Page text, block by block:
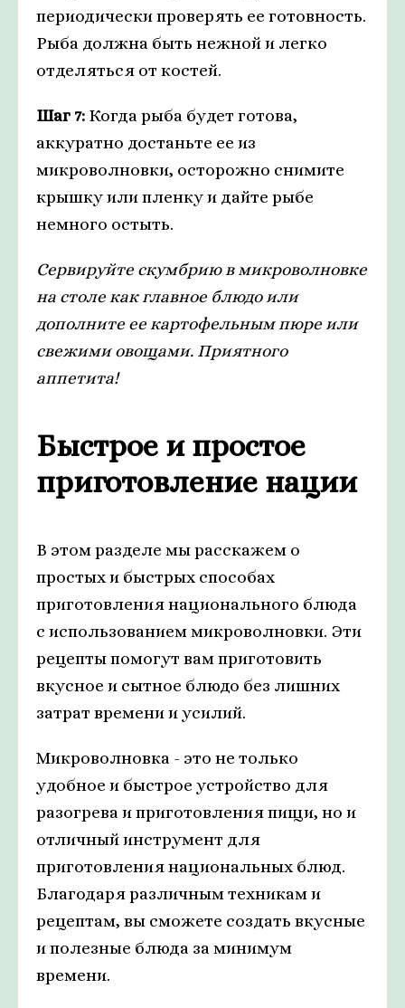
периодически проверять ее готовность.
Рыба должна быть нежной и легко
отделяться от костей.
Шаг 7: Когда рыба будет готова,
аккуратно достаньте ее из
микроволновки, осторожно снимите
крышку или пленку и дайте рыбе
немного остыть.
Сервируйте скумбрию в микроволновке
на столе как главное блюдо или
дополните ее картофельным пюре или
свежими овощами. Приятного
аппетита!
Быстрое и простое
приготовление нации
В этом разделе мы расскажем о
простых и быстрых способах
приготовления национального блюда
с использованием микроволновки. Эти
рецепты помогут вам приготовить
вкусное и сытное блюдо без лишних
затрат времени и усилий.
Микроволновка - это не только
удобное и быстрое устройство для
разогрева и приготовления пищи, но и
отличный инструмент для
приготовления национальных блюд.
Благодаря различным техникам и
рецептам, вы сможете создать вкусные
и полезные блюда за минимум
времени.